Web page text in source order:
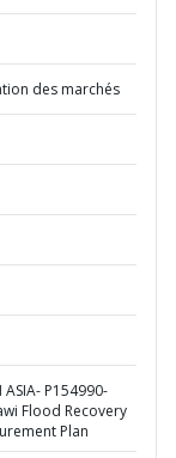
des marchés
ASIA- P154990-
Flood Recovery
Plan